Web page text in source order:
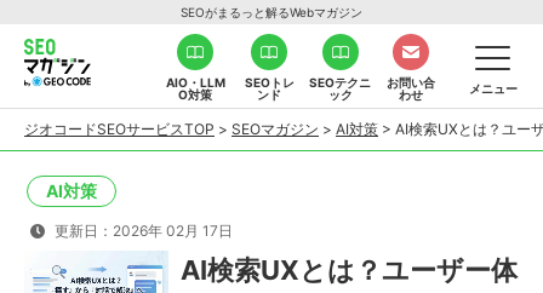
SEOがまるっと解るWebマガジン
AIO・LLM
O対策
SEOトレ
ンド
SEOテクニ
ック
お問い合
わせ
メニュー
ジオコードSEOサービスTOP > SEOマガジン > AI対策 > AI検索UXとは？ユー
AI対策
更新日：2026年 02月 17日
AI検索UXとは？ユーザー体